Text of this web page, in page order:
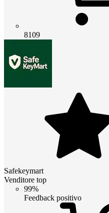
8109
Safekeymart
Venditore top
99%
Feedback positivo